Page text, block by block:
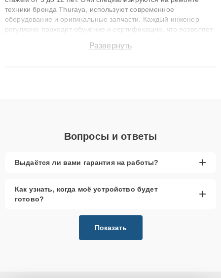
техники бренда Thuraya, используют современное
оборудование и оригинальные запчасти. Каждый инженер
регулярно проходит обучение и сертификацию, что позволяет
технику с сохранением гарантии до 3 лет. Наши мастера
Развернуть
Вопросы и ответы
Выдаётся ли вами гарантия на работы? +
Как узнать, когда моё устройство будет
готово?
+
Показать